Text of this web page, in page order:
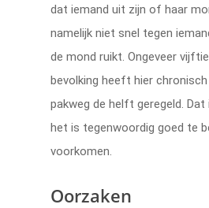
dat iemand uit zijn of haar
namelijk niet snel tegen
de mond ruikt. Ongeveer
bevolking heeft hier
pakweg de helft geregeld.
het is tegenwoordig goed te
voorkomen.
Oorzaken